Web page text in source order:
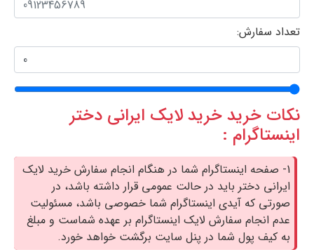
تعداد سفارش:
نکات خرید خرید لایک ایرانی دختر
اینستاگرام :
1- صفحه اینستاگرام شما در هنگام انجام سفارش خرید لایک
ایرانی دختر باید در حالت عمومی قرار داشته باشد، در
صورتی که آیدی اینستاگرام شما خصوصی باشد، مسئولیت
عدم انجام سفارش لایک اینستاگرام بر عهده شماست و مبلغ
به کیف پول شما در پنل سایت برگشت خواهد خورد.